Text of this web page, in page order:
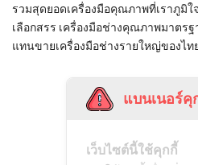
รวมสุดยอดเครื่องมือคุณภาพที่เราภูมิ
เลือกสรร เครื่องมือช่างคุณภาพมาตรฐ
แทนขายเครื่องมือช่างรายใหญ่ของไท
แบนเนอร์คุ
เว็บไซต์นี้ใช้คุกกี้